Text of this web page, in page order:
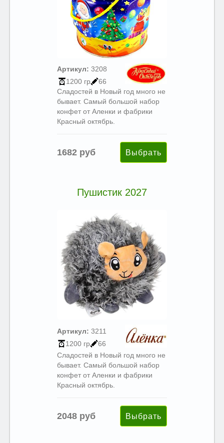
Артикул: 3208
1200 гр
66
Сладостей в Новый год много не
бывает. Самый большой набор
конфет от Аленки и фабрики
Красный октябрь.
1682 руб
Пушистик 2027
Артикул: 3211
1200 гр
66
Сладостей в Новый год много не
бывает. Самый большой набор
конфет от Аленки и фабрики
Красный октябрь.
2048 руб